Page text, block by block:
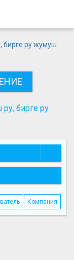
бирге ру
Компания